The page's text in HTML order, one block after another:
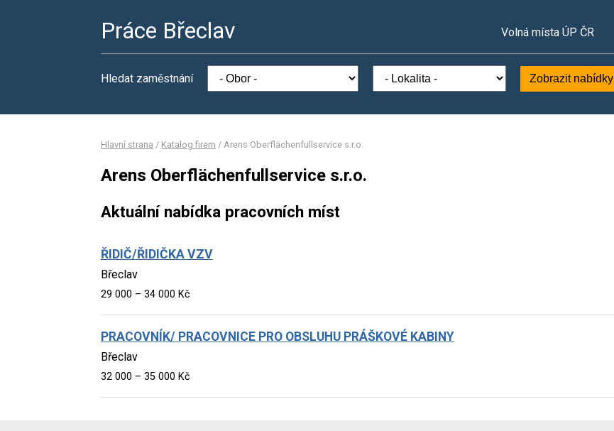
Práce Břeclav Volná místa ÚP ČR
Hledat zaměstnání Zobrazit nabídky
Hlavní strana / Katalog firem / Arens Oberflächenfullservice s.r.o.
Arens Oberflächenfullservice s.r.o.
Aktuální nabídka pracovních míst
ŘIDIČ/ŘIDIČKA VZV
Břeclav
29 000 – 34 000 Kč
PRACOVNÍK/ PRACOVNICE PRO OBSLUHU PRÁŠKOVÉ KABINY
Břeclav
32 000 – 35 000 Kč